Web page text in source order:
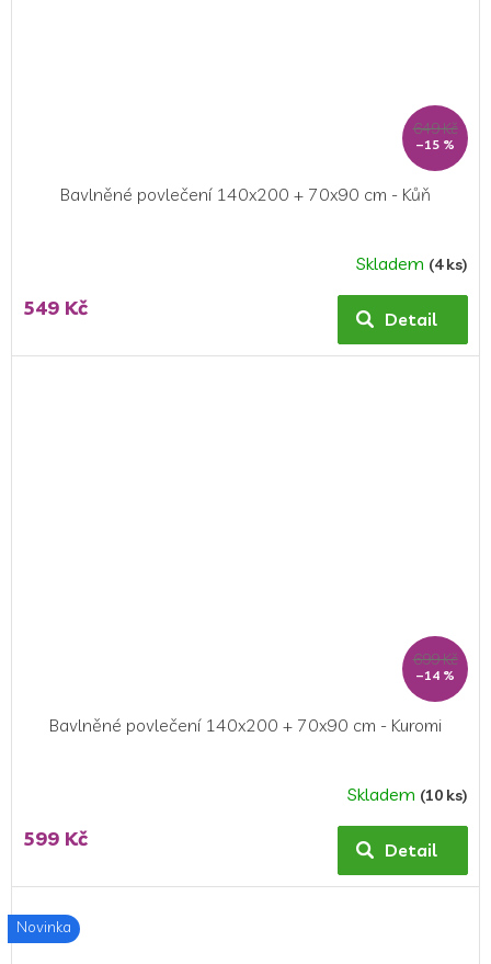
649 Kč
–15 %
Bavlněné povlečení 140x200 + 70x90 cm - Kůň
Skladem (4 ks)
549 Kč Detail
699 Kč
–14 %
Bavlněné povlečení 140x200 + 70x90 cm - Kuromi
Skladem (10 ks)
599 Kč Detail
Novinka